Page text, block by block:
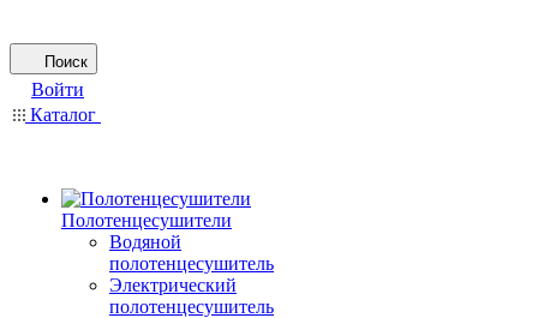
Поиск
Войти
Каталог
Полотенцесушители
Водяной
полотенцесушитель
Электрический
полотенцесушитель